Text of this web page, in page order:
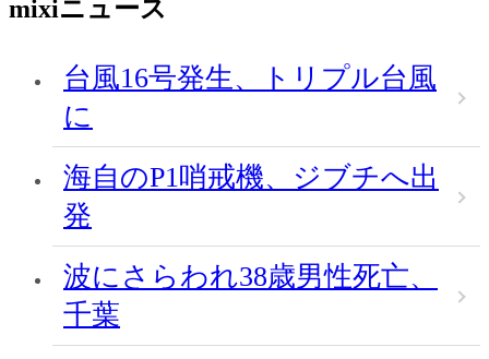
mixiニュース
台風16号発生、トリプル台風
に
海自のP1哨戒機、ジブチへ出
発
波にさらわれ38歳男性死亡、
千葉